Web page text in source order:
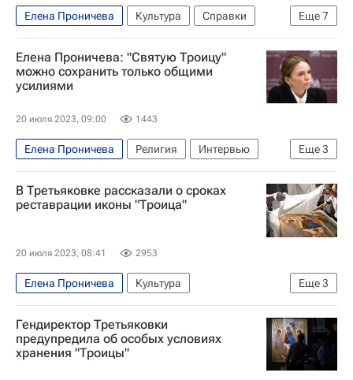
Еще7
Елена Проничева Культура
Справки
Россия
Ольга Любимова
Владимир Путин
Третьяковская галерея
Русская православная церковь
Московский Патриархат
Елена Проничева: "Святую Троицу"
можно сохранить только общими
усилиями
20 июля 2023, 09:00 1443
Еще3
Елена Проничева Религия
Интервью
Третьяковская галерея
Свято-Троицкая Сергиева лавра (Троице-Сергиева Лавра)
В Третьяковке рассказали о сроках
реставрации иконы "Троица"
20 июля 2023, 08:41 2953
Еще3
Елена Проничева
Культура
Новости культуры
Третьяковская галерея
Русская православная церковь
Гендиректор Третьяковки
предупредила об особых условиях
хранения "Троицы"